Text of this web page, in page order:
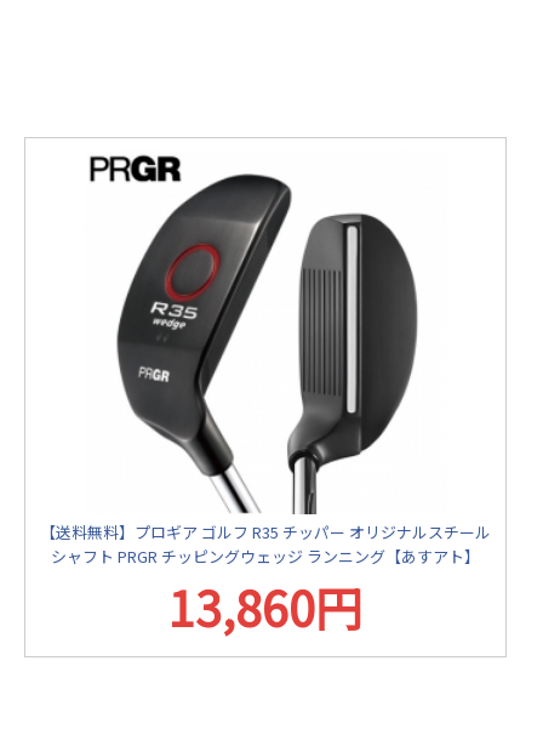
【送料無料】プロギア ゴルフ R35 チッパー オリジナルスチール
シャフト PRGR チッピングウェッジ ランニング【あすアト】
13,860円